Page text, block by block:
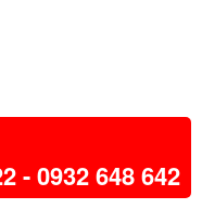
- 0932 648 642